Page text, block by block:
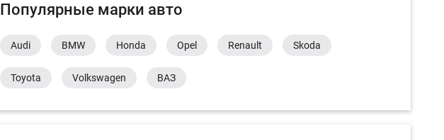
Популярные марки авто
Audi BMW Honda Opel Renault Skoda
Toyota Volkswagen ВАЗ